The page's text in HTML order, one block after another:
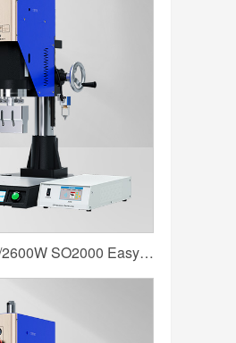
20kHz 2000/2600W SO2000 Easy 声峰超声波焊接机 数字 圆立柱 蓝